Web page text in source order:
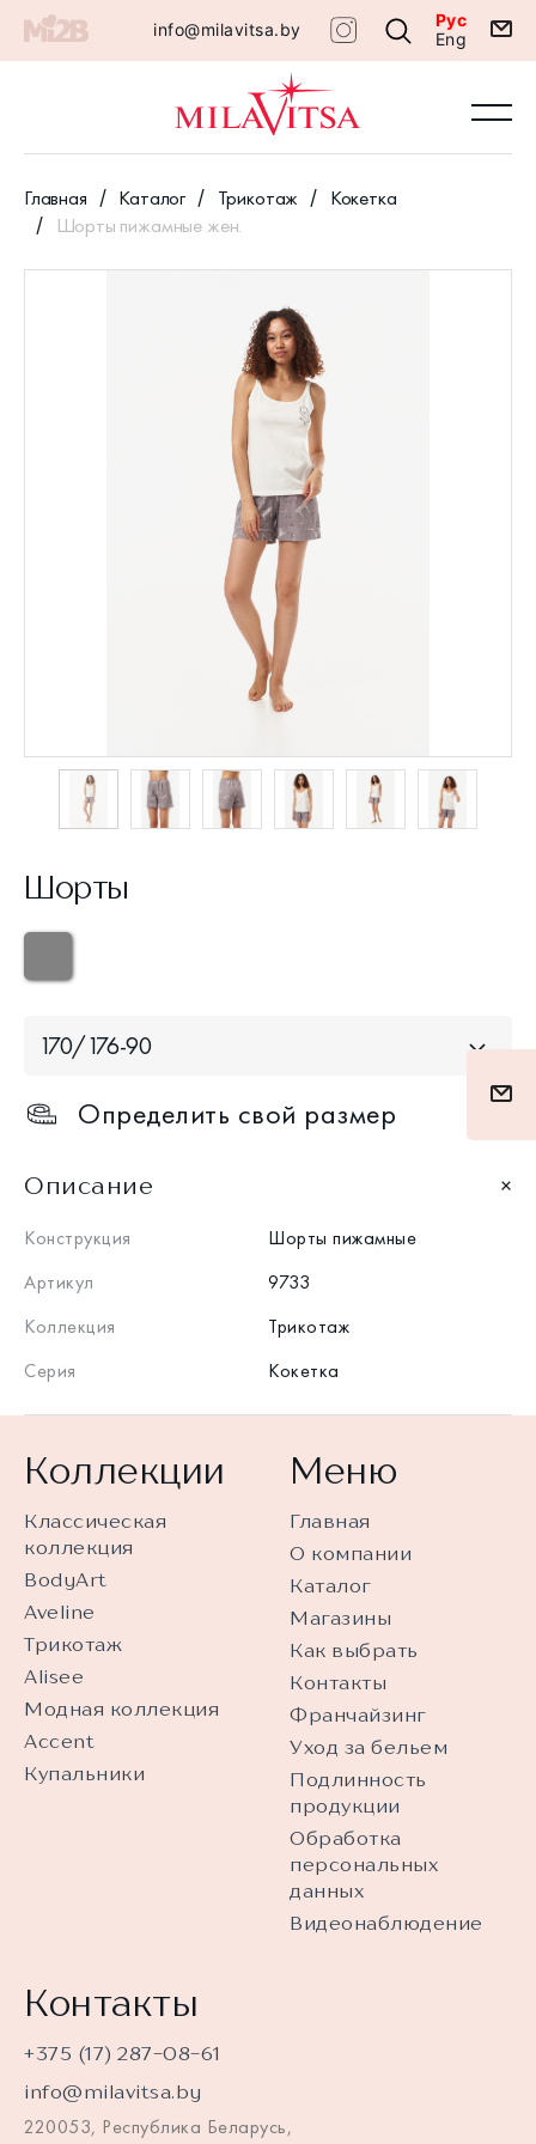
info@milavitsa.by
Рус
Eng
Главная Каталог Трикотаж
Кокетка
Шорты пижамные жен.
Шорты
170/176-90
Определить свой размер
Описание
Конструкция
Шорты пижамные
Артикул
9733
Коллекция
Трикотаж
Серия
Кокетка
Коллекции
Классическая
коллекция
BodyArt
Aveline
Трикотаж
Alisee
Модная коллекция
Accent
Купальники
Меню
Главная
О компании
Каталог
Магазины
Как выбрать
Контакты
Франчайзинг
Уход за бельем
Подлинность
продукции
Обработка
персональных
данных
Видеонаблюдение
Контакты
+375 (17) 287-08-61
info@milavitsa.by
220053, Республика Беларусь,